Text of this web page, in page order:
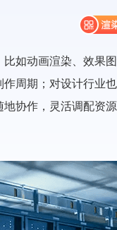
如动画渲染、效果
周期；对设计行业
协作，灵活调配资